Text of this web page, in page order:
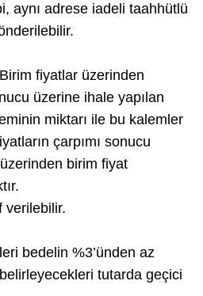
aynı adrese iadeli taahhütlü
fiyatlar üzerinden
üzerine ihale yapılan
miktarı ile bu kalemler
çarpımı sonucu
birim fiyat
verilebilir.
bedelin %3’ünden az
tutarda geçici